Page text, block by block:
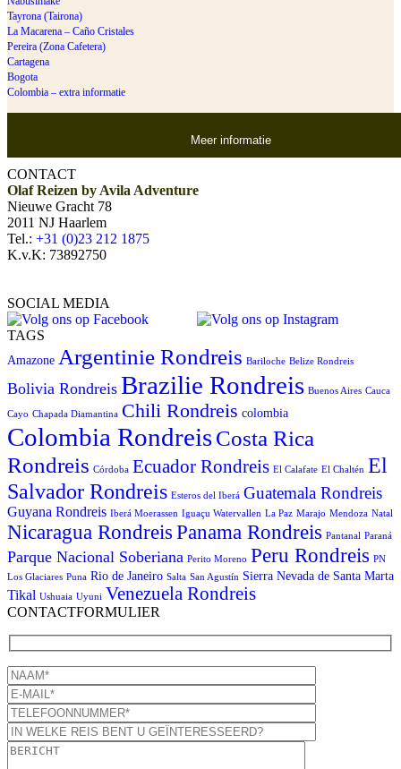
Tayrona (Tairona)
La Macarena – Caño Cristales
Pereira (Zona Cafetera)
Cartagena
Bogota
Colombia – extra informatie
Meer informatie
CONTACT
Olaf Reizen by Avila Adventure
Nieuwe Gracht 78
2011 NJ Haarlem
Tel.: +31 (0)23 212 1875
K.v.K: 73892750
SOCIAL MEDIA
TAGS
Amazone Argentinie Rondreis Bariloche Belize Rondreis
Bolivia Rondreis Brazilie Rondreis Buenos Aires Cauca
Cayo Chapada Diamantina Chili Rondreis colombia
Colombia RondreisCosta Rica
Rondreis Córdoba Ecuador Rondreis El Calafate El Chaltén El
Salvador Rondreis Esteros del Iberá Guatemala Rondreis
Guyana Rondreis Iberá Moerassen Iguaçu Watervallen La Paz Marajo Mendoza Natal
Nicaragua Rondreis Panama Rondreis Pantanal Paraná
Parque Nacional Soberiana Perito Moreno Peru Rondreis PN
Los Glaciares Puna Rio de Janeiro Salta San Agustín Sierra Nevada de Santa Marta
Tikal Ushuaia Uyuni Venezuela Rondreis
CONTACTFORMULIER